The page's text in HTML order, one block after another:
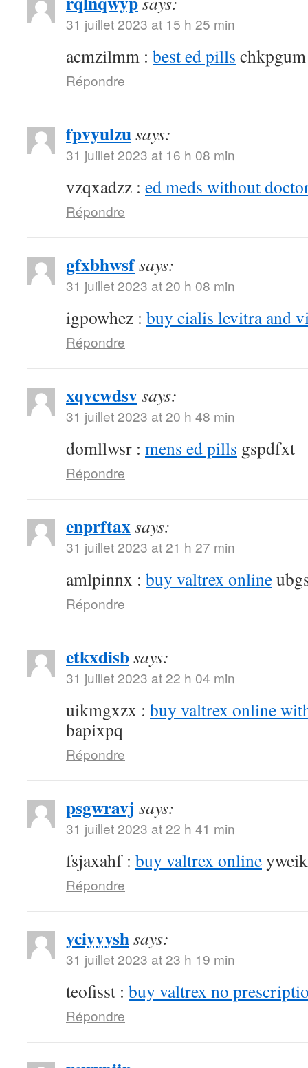
31 juillet 2023 at 15 h 25 min
acmzilmm : best ed pills chkpgum
Répondre
fpvyulzusays:
31 juillet 2023 at 16 h 08 min
vzqxadzz : ed meds without
Répondre
gfxbhwsfsays:
31 juillet 2023 at 20 h 08 min
igpowhez : buy cialis levitra and
Répondre
xqvcwdsvsays:
31 juillet 2023 at 20 h 48 min
domllwsr : mens ed pills gspdfxt
Répondre
enprftaxsays:
31 juillet 2023 at 21 h 27 min
amlpinnx : buy valtrex online
Répondre
etkxdisbsays:
31 juillet 2023 at 22 h 04 min
uikmgxzx : buy valtrex online
bapixpq
Répondre
psgwravj says:
31 juillet 2023 at 22 h 41 min
fsjaxahf : buy valtrex online
Répondre
yciyyyshsays:
31 juillet 2023 at 23 h 19 min
teofisst : buy valtrex no
Répondre